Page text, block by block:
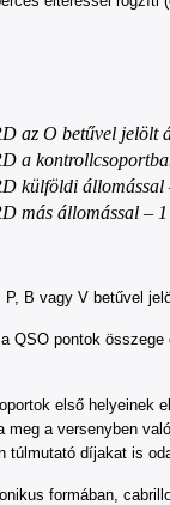
az O betűvel jelölt
a
külföldi állomással
más állomással –
P, B vagy V betűvel
a QSO pontok
első helyeinek
meg a versenyben
túlmutató díjakat is
formában,